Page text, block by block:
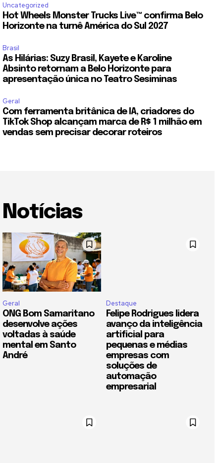
Uncategorized
Hot Wheels Monster Trucks Live™ confirma Belo
Horizonte na turnê América do Sul 2027
Brasil
As Hilárias: Suzy Brasil, Kayete e Karoline
Absinto retornam a Belo Horizonte para
apresentação única no Teatro Sesiminas
Geral
Com ferramenta britânica de IA, criadores do
TikTok Shop alcançam marca de R$ 1 milhão em
vendas sem precisar decorar roteiros
Notícias
Geral
ONG Bom Samaritano
desenvolve ações
voltadas à saúde
mental em Santo
André
Destaque
Felipe Rodrigues lidera
avanço da inteligência
artificial para
pequenas e médias
empresas com
soluções de
automação
empresarial